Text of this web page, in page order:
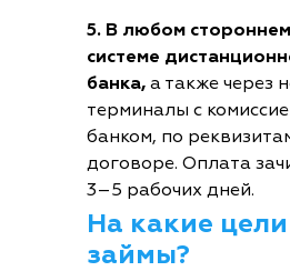
5. В любом
системе
банка, а также через
терминалы с
банком, по
договоре. Оплата
3–5 рабочих дней.
На какие
займы?